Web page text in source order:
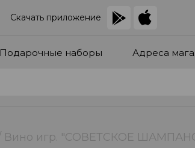
Скачать приложение
Подарочные наборы Адреса
Вино игр. "СОВЕТСКОЕ